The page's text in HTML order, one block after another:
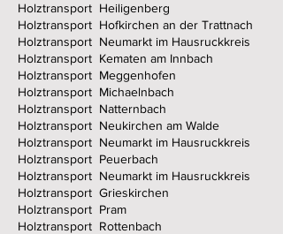
Holztransport Heiligenberg
Holztransport Hofkirchen an der Trattnach
Holztransport Neumarkt im Hausruckkreis
Holztransport Kematen am Innbach
Holztransport Meggenhofen
Holztransport Michaelnbach
Holztransport Natternbach
Holztransport Neukirchen am Walde
Holztransport Neumarkt im Hausruckkreis
Holztransport Peuerbach
Holztransport Neumarkt im Hausruckkreis
Holztransport Grieskirchen
Holztransport Pram
Holztransport Rottenbach